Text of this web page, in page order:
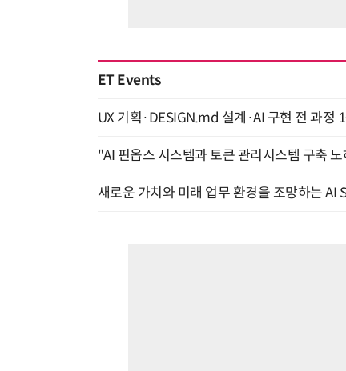
ET Events
UX 기획·DESIGN.md 설계·AI 구현 전 과
"AI 핀옵스 시스템과 토큰 관리시스템 구축
새로운 가치와 미래 업무 환경을 조망하는